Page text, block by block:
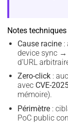
Notes
Cause racine:
device sync →
d’URL
Zero-click:
avec CVE-
mémoire).
Périmètre:
PoC public